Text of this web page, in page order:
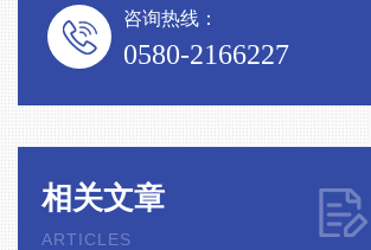
咨询热线：
0580-2166227
相关文章
ARTICLES